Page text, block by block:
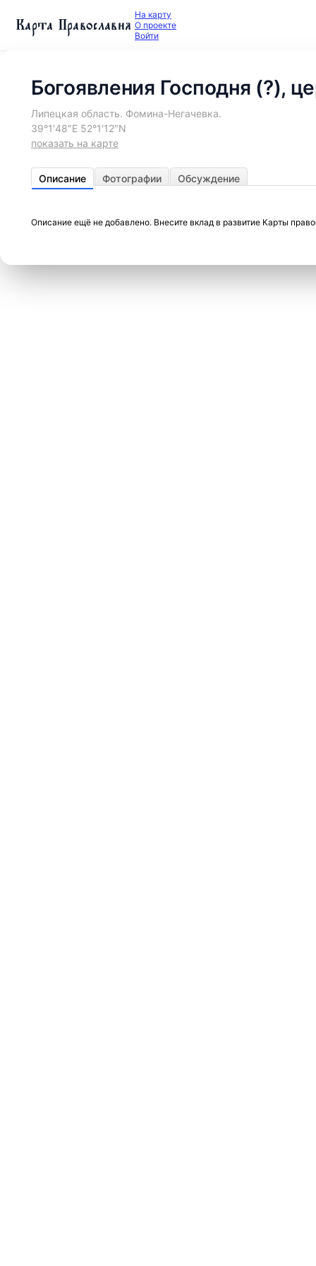
Карта Православия На карту
О проекте
Войти
Богоявления Господня (?),
Липецкая область. Фомина-Негачевка.
39°1′48″E 52°1′12″N
показать на карте
Описание Фотографии Обсуждение
Описание ещё не добавлено. Внесите вклад в развитие Карты